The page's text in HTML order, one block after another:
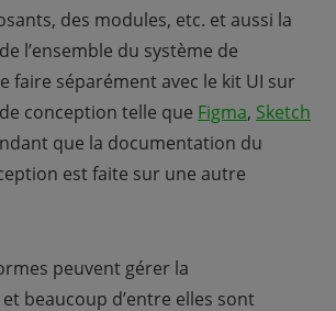
des modules, etc. et aussi la
l’ensemble du système de
faire séparément avec le kit UI sur
conception telle que Figma, Sketch
que la documentation du
est faite sur une autre
peuvent gérer la
beaucoup d’entre elles sont